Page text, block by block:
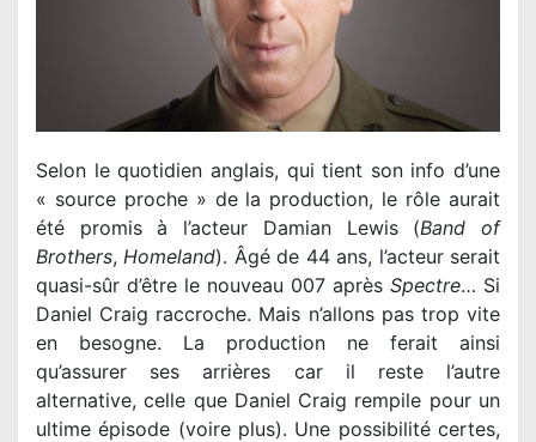
Selon le quotidien anglais, qui tient son info d’une
« source proche » de la production, le rôle aurait
été promis à l’acteur Damian Lewis (Band of
Brothers, Homeland). Âgé de 44 ans, l’acteur serait
quasi-sûr d’être le nouveau 007 après Spectre… Si
Daniel Craig raccroche. Mais n’allons pas trop vite
en besogne. La production ne ferait ainsi
qu’assurer ses arrières car il reste l’autre
alternative, celle que Daniel Craig rempile pour un
ultime épisode (voire plus). Une possibilité certes,